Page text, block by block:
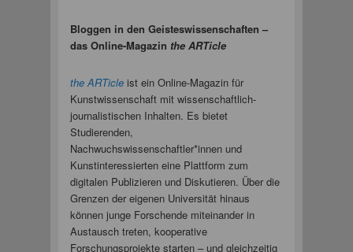
Bloggen in den Geisteswissenschaften –
das Online-Magazin the ARTicle
the ARTicleist ein Online-Magazin für
Kunstwissenschaft mit wissenschaftlich-
journalistischen Inhalten. Es bietet
Studierenden,
Nachwuchswissenschaftler*innen und
Kunstinteressierten eine Plattform zum
digitalen Publizieren und Diskutieren. Über die
Grenzen der eigenen Universität hinaus
können junge Forschende miteinander in
Austausch treten, kooperative
Forschungsprojekte starten – und gleichzeitig